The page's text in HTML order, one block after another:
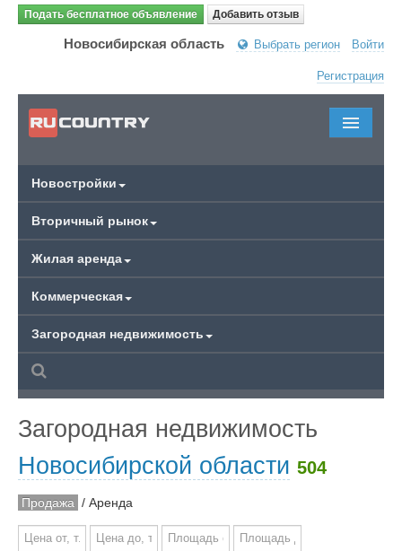
Подать бесплатное объявление Добавить отзыв
Новосибирская область Выбрать регион Войти
Регистрация
Новостройки
Вторичный рынок
Жилая аренда
Коммерческая
Загородная недвижимость
Загородная недвижимость
Новосибирской области 504
Продажа / Аренда